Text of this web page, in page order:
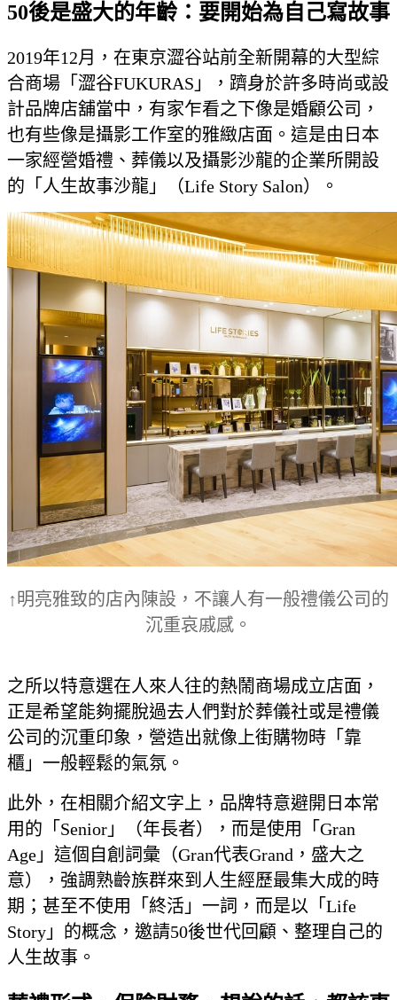
50後是盛大的年齡：要開始為自己寫故事
2019年12月，在東京澀谷站前全新開幕的大型綜
合商場「澀谷FUKURAS」，躋身於許多時尚或設
計品牌店舖當中，有家乍看之下像是婚顧公司，
也有些像是攝影工作室的雅緻店面。這是由日本
一家經營婚禮、葬儀以及攝影沙龍的企業所開設
的「人生故事沙龍」（Life Story Salon）。
↑明亮雅致的店內陳設，不讓人有一般禮儀公司的
沉重哀戚感。
之所以特意選在人來人往的熱鬧商場成立店面，
正是希望能夠擺脫過去人們對於葬儀社或是禮儀
公司的沉重印象，營造出就像上街購物時「靠
櫃」一般輕鬆的氣氛。
此外，在相關介紹文字上，品牌特意避開日本常
用的「Senior」（年長者），而是使用「Gran
Age」這個自創詞彙（Gran代表Grand，盛大之
意），強調熟齡族群來到人生經歷最集大成的時
期；甚至不使用「終活」一詞，而是以「Life
Story」的概念，邀請50後世代回顧、整理自己的
人生故事。